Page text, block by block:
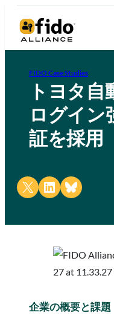
FIDO Case Studies
トヨタ自
ログイン
証を採用
Share on X Share on LinkedIn
Share on Bluesky
企業の概要と課題